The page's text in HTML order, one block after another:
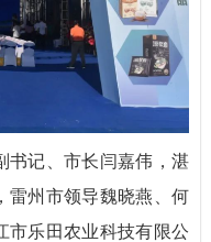
记、市长闫嘉伟，湛
雷州市领导魏晓燕、何
市乐田农业科技有限公